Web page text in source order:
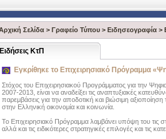
Σελίδα > Γραφείο Τύπου > Ειδησεογραφία >
Ειδήσεις ΚτΠ
Εγκρίθηκε το Επιχειρησιακό Πρόγραμμα
Στόχος του Επιχειρησιακού Προγράμματος για την
2007-2013, είναι να αναδείξει τις αναπτυξιακές
παρεμβάσεις για την αποδοτική και βιώσιμη
στην Ελληνική οικονομία και κοινωνία.
Το Επιχειρησιακό Πρόγραμμα λαμβάνει υπόψη του τις
αλλά και τις ειδικότερες στρατηγικές επιλογές και τις